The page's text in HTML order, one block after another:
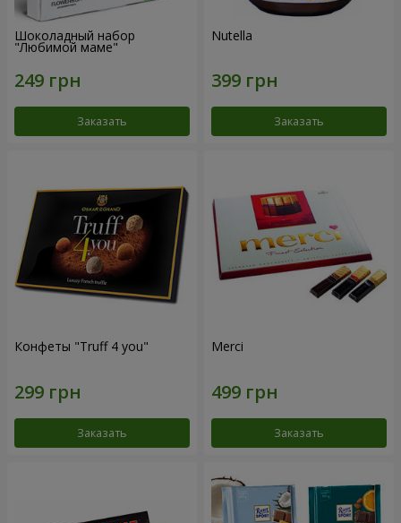
Шоколадный набор
"Любимой маме"
Заказать
Nutella
Заказать
Конфеты "Truff 4 you"
Заказать
Merci
Заказать